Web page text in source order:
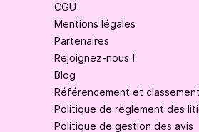
CGU
Mentions légales
Partenaires
Rejoignez-nous !
Blog
Référencement et
Politique de règlement des
Politique de gestion des avis